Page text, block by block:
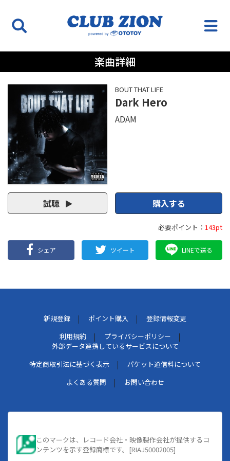
楽曲詳細
BOUT THAT LIFE
Dark Hero
ADAM
試聴 購入する
必要ポイント： 143pt
シェア ツイート LINEで送る
新規登録 ポイント購入
登録情報変更
利用規約
プライバシーポリシー
外部データ連携しているサービスについて
特定商取引法に基づく表示
パケット通信料について
よくある質問
お問い合わせ
このマークは、レコード会社・映像製作会社が提供するコ
ンテンツを示す登録商標です。[RIAJ50002005]